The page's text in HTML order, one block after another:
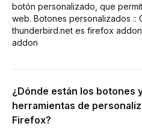
botón personalizado, que
web. Botones personalizados ::
thunderbird.net es firefox
addon
¿Dónde están los botones
herramientas de
Firefox?